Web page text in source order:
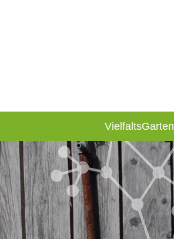
VielfaltsGarten